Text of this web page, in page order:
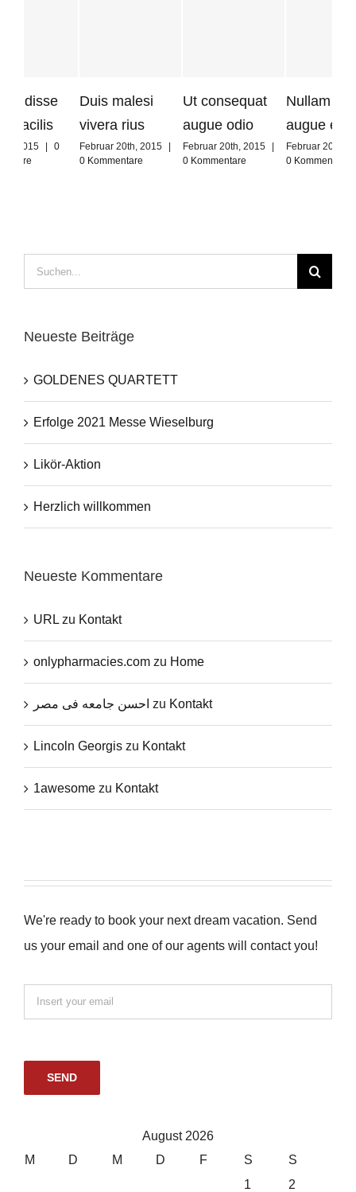
Duis malesi
vivera rius
Februar 20th, 2015 |
0 Kommentare
Ut consequat
augue odio
Februar 20th, 2015 |
0 Kommentare
Nullam non
augue eget
Februar 20th, 2015 |
0 Kommentare
Suche
nach:
Neueste Beiträge
GOLDENES QUARTETT
Erfolge 2021 Messe Wieselburg
Likör-Aktion
Herzlich willkommen
Neueste Kommentare
URL zu Kontakt
onlypharmacies.com zu Home
احسن جامعه فى مصر zu Kontakt
Lincoln Georgis zu Kontakt
1awesome zu Kontakt
We're ready to book your next dream vacation. Send
us your email and one of our agents will contact you!
August 2026
M
D M D F S
S
1
2